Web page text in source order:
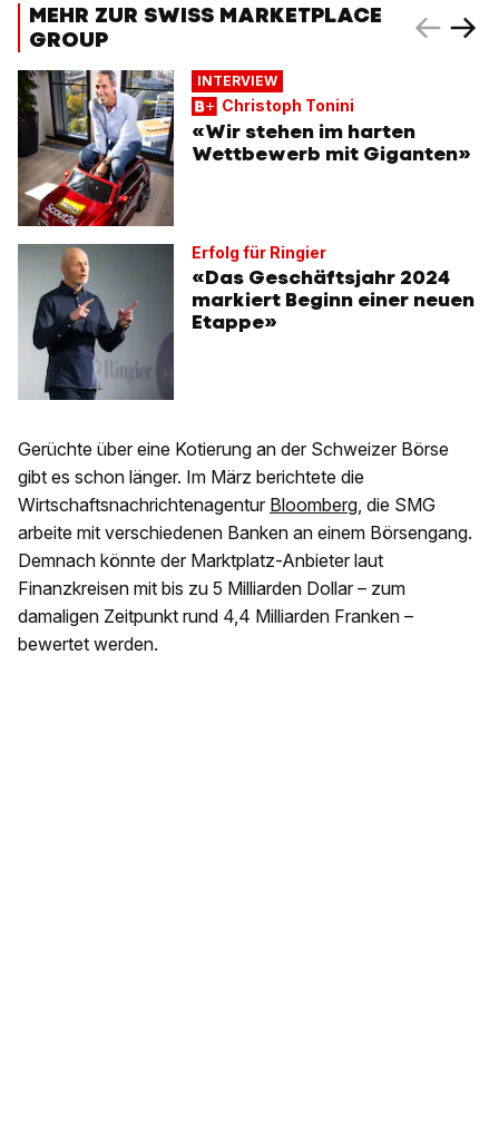
MEHR ZUR SWISS MARKETPLACE
GROUP
INTERVIEW
Christoph Tonini
«Wir stehen im harten
Wettbewerb mit Giganten»
Erfolg für Ringier
«Das Geschäftsjahr 2024
markiert Beginn einer neuen
Etappe»
Gerüchte über eine Kotierung an der Schweizer Börse
gibt es schon länger. Im März berichtete die
Wirtschaftsnachrichtenagentur Bloomberg, die SMG
arbeite mit verschiedenen Banken an einem Börsengang.
Demnach könnte der Marktplatz-Anbieter laut
Finanzkreisen mit bis zu 5 Milliarden Dollar – zum
damaligen Zeitpunkt rund 4,4 Milliarden Franken –
bewertet werden.